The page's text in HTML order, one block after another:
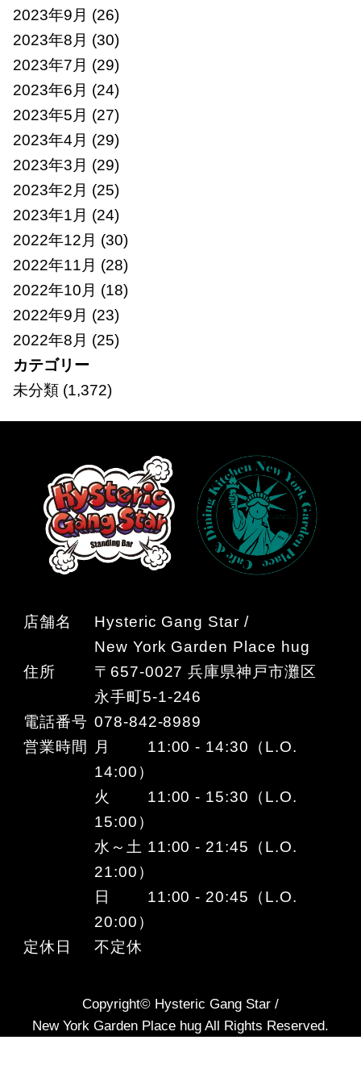
2023年9月 (26)
2023年8月 (30)
2023年7月 (29)
2023年6月 (24)
2023年5月 (27)
2023年4月 (29)
2023年3月 (29)
2023年2月 (25)
2023年1月 (24)
2022年12月 (30)
2022年11月 (28)
2022年10月 (18)
2022年9月 (23)
2022年8月 (25)
カテゴリー
未分類(1,372)
店舗名
Hysteric Gang Star /
New York Garden Place hug
住所
〒657-0027 兵庫県神戸市灘区
永手町5-1-246
電話番号 078-842-8989
営業時間
月 11:00 - 14:30（L.O.
14:00）
火 11:00 - 15:30（L.O.
15:00）
水～土 11:00 - 21:45（L.O.
21:00）
日 11:00 - 20:45（L.O.
20:00）
定休日
不定休
Copyright© Hysteric Gang Star /
New York Garden Place hug All Rights Reserved.